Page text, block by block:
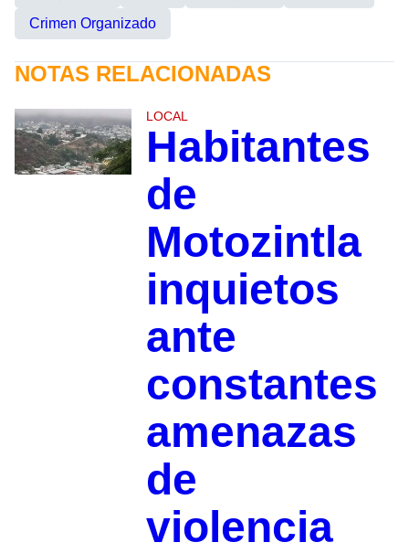
Crimen Organizado
NOTAS RELACIONADAS
LOCAL
Habitantes
de
Motozintla
inquietos
ante
constantes
amenazas
de
violencia